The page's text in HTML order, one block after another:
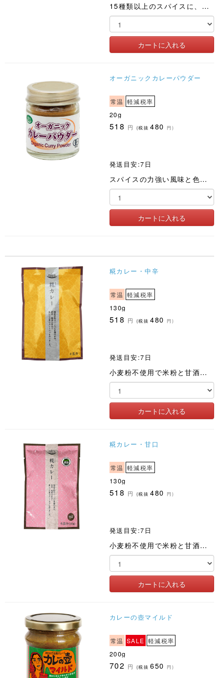
15種類以上のスパイスに、レモングラスとトマトをブレンド
オーガニックカレーパウダー
常温 軽減税率
20g
518 円 (税抜480 円)
発送目安:7日
スパイスの力強い風味と色、カレー味の料理に大活躍
糀カレー・中辛
常温 軽減税率
130g
518 円 (税抜480 円)
発送目安:7日
小麦粉不使用で米粉と甘酒を取り入れた身体にやさしく食べ飽きないフレークタイプのカレールゥです
糀カレー・甘口
常温 軽減税率
130g
518 円 (税抜480 円)
発送目安:7日
小麦粉不使用で米粉と甘酒を取り入れた身体にやさしく食べ飽きないフレークタイプのカレールゥです
カレーの壺マイルド
常温 SALE 軽減税率
200g
702 円 (税抜650 円)